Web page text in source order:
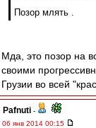
Позор млять .
Мда, это позор на
своими
Грузии во всей
Pafnuti -
06 янв 2014 00:15